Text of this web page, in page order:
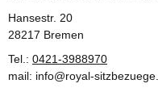
Hansestr. 20
28217 Bremen
Tel.: 0421-3988970
mail: info@royal-